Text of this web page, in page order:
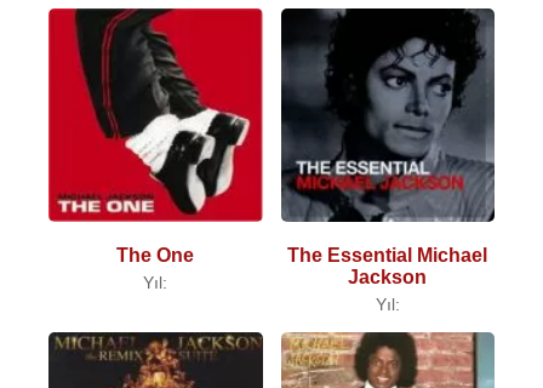
The One
Yıl:
The Essential Michael
Jackson
Yıl: